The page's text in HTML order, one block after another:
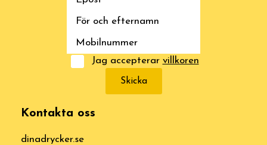
Jag accepterar villkoren
Skicka
Kontakta oss
dinadrycker.se